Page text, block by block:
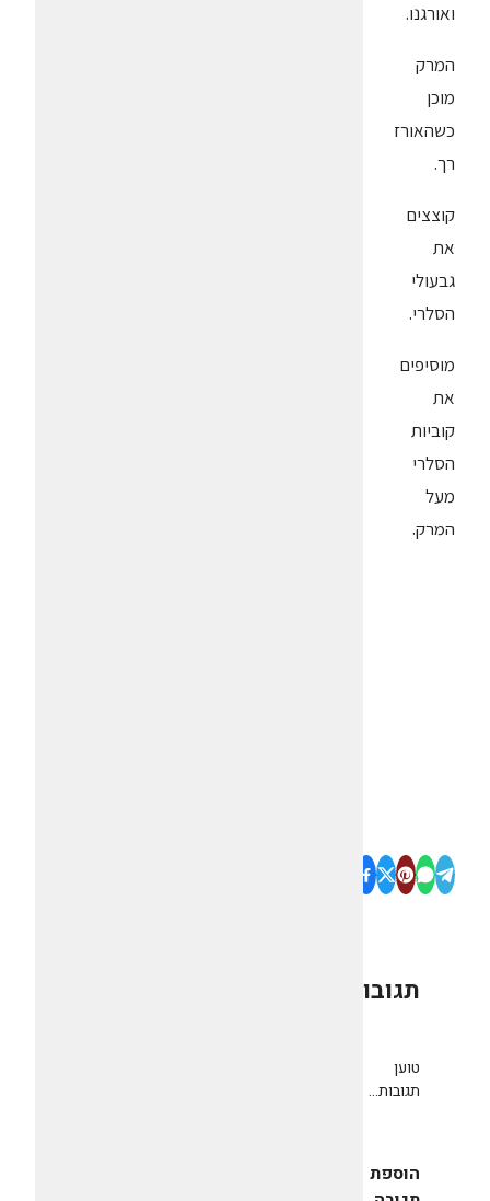
ואורגנו.
המרק
מוכן
כשהאורז
רך.
קוצצים
את
גבעולי
הסלרי.
מוסיפים
את
קוביות
הסלרי
מעל
המרק.
תגובות
טוען
תגובות...
הוספת